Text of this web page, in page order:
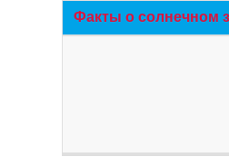
Факты о солнечном